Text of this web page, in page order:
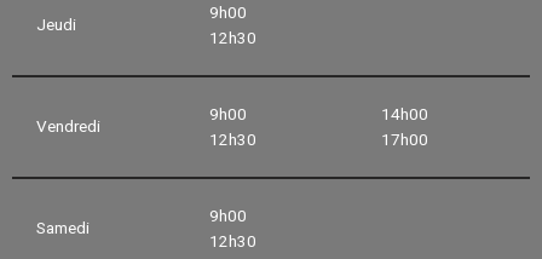
Jeudi
9h00
12h30
Vendredi
9h00
12h30
14h00
17h00
Samedi
9h00
12h30